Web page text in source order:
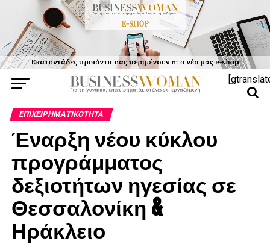
ΕΠΙΧΕΙΡΗΜΑΤΙΚΌΤΗΤΑ
Έναρξη νέου κύκλου
προγράμματος
δεξιοτήτων ηγεσίας σε
Θεσσαλονίκη &
Ηράκλειο